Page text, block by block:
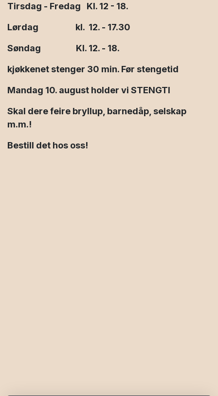
Tirsdag - Fredag Kl. 12 - 18.
Lørdag kl. 12. - 17.30
Søndag Kl. 12. - 18.
kjøkkenet stenger 30 min. Før stengetid
Mandag 10. august holder vi STENGTl
Skal dere feire bryllup, barnedåp, selskap
m.m.!
Bestill det hos oss!